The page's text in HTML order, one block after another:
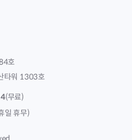
호
타워 1303호
(무료)
일 휴무)